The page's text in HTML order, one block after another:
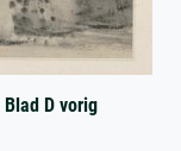
D vorig